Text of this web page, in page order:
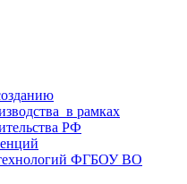
в рамках
РФ
ФГБОУ ВО